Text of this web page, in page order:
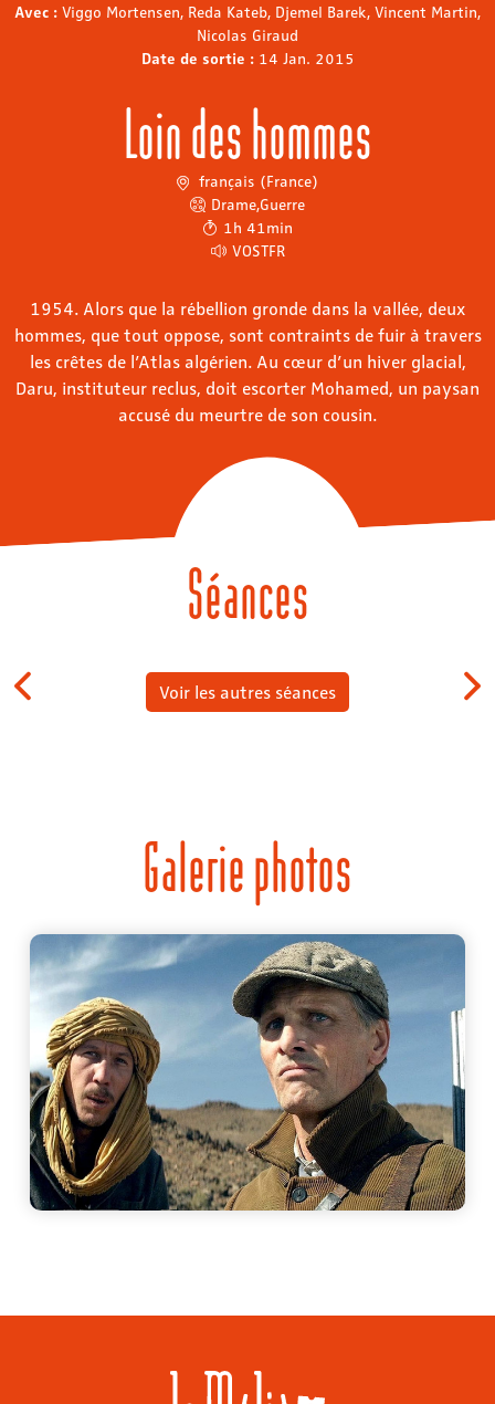
Avec : Viggo Mortensen, Reda Kateb, Djemel Barek, Vincent Martin,
Nicolas Giraud
Date de sortie : 14 Jan. 2015
Loin des hommes
français (France)
Drame,Guerre
1h 41min
VOSTFR
1954. Alors que la rébellion gronde dans la vallée, deux
hommes, que tout oppose, sont contraints de fuir à travers
les crêtes de l’Atlas algérien. Au cœur d’un hiver glacial,
Daru, instituteur reclus, doit escorter Mohamed, un paysan
accusé du meurtre de son cousin.
Séances
Voir les autres séances
Galerie photos